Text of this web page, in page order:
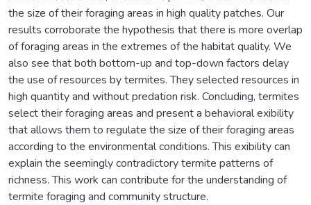
the size of their foraging areas in high quality patches. Our
results corroborate the hypothesis that there is more overlap
of foraging areas in the extremes of the habitat quality. We
also see that both bottom-up and top-down factors delay
the use of resources by termites. They selected resources in
high quantity and without predation risk. Concluding, termites
select their foraging areas and present a behavioral exibility
that allows them to regulate the size of their foraging areas
according to the environmental conditions. This exibility can
explain the seemingly contradictory termite patterns of
richness. This work can contribute for the understanding of
termite foraging and community structure.